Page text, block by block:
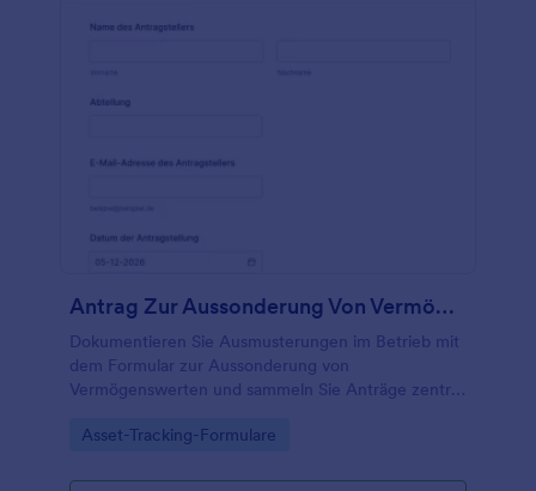
Antrag Zur Aussonderung Von Vermögenswerten Formular
Dokumentieren Sie Ausmusterungen im Betrieb mit
dem Formular zur Aussonderung von
Vermögenswerten und sammeln Sie Anträge zentral
nachvollziehbarer Prüfung und Freigabe in Jotform.
Go to Category:
Asset-Tracking-Formulare